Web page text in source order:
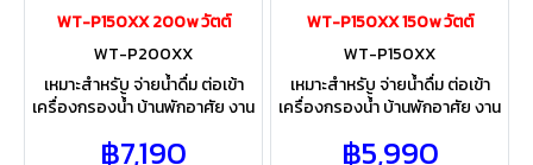
WT-P150XX 200w วัตต์
WT-P200XX
เหมาะสำหรับ จ่ายน้ำดื่ม ต่อเข้า
เครื่องกรองน้้ำ บ้านพักอาศัย งาน
จังหวะเปิด-ปิดก๊อกน้ำ พร้อม
฿7,190
WT-P150XX 150w วัตต์
WT-P150XX
เหมาะสำหรับ จ่ายน้ำดื่ม ต่อเข้า
เครื่องกรองน้้ำ บ้านพักอาศัย งาน
จังหวะเปิด-ปิดก๊อกน้ำ พร้อม
฿5,990